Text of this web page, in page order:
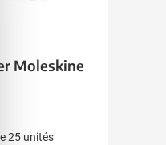
Moleskine
25 unités